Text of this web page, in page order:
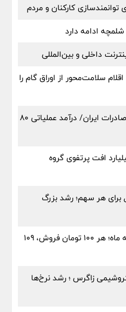
کارکنان و مردم
ادامه دارد
داخلی و بین‌المللی
سلامت‌محور از اوراق گام را
تغییر مثبت در عملکرد مالی بانک صادرات ایران/ درآمد عملیاتی 80
سود معاملاتی، ۲۶۵۱ میلیارد افت پرتفوی گروه
درصدی اخابر فقط ۱۰ ریال برای هر سهم؛ رشد بزرگ
زیان ۲۲.۵ همتی ایران‌خودرو در سه ماه؛ هر ۱۰۰ تومان فروش، ۱۰۹
پتروشیمی زاگرس ؛ رشد نرخ‌ها